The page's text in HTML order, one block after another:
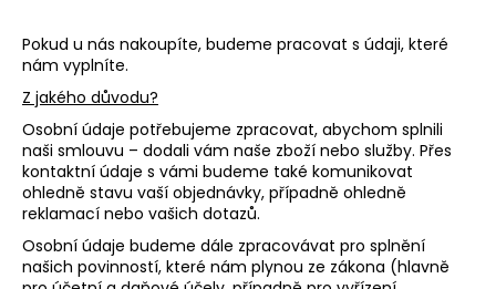
Pokud u nás nakoupíte, budeme pracovat s údaji, které
nám vyplníte.
Z jakého důvodu?
Osobní údaje potřebujeme zpracovat, abychom splnili
naši smlouvu – dodali vám naše zboží nebo služby. Přes
kontaktní údaje s vámi budeme také komunikovat
ohledně stavu vaší objednávky, případně ohledně
reklamací nebo vašich dotazů.
Osobní údaje budeme dále zpracovávat pro splnění
našich povinností, které nám plynou ze zákona (hlavně